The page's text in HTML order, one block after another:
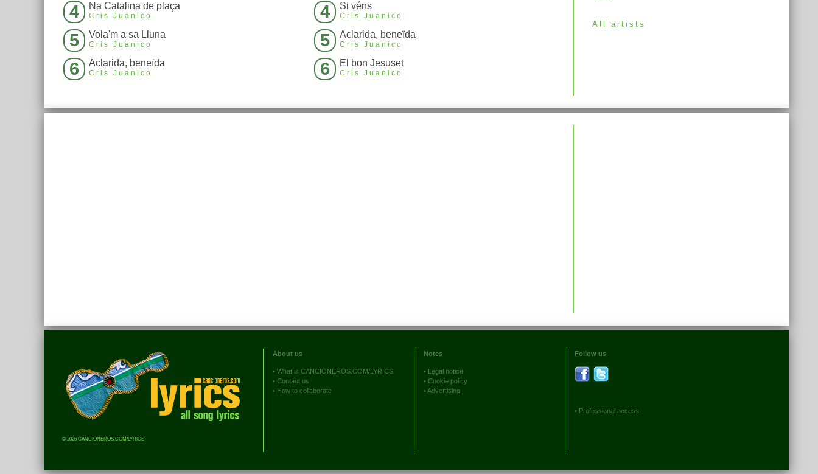
4 Na Catalina de plaça
Cris Juanico
5 Vola'm a sa Lluna
Cris Juanico
6 Aclarida, beneïda
Cris Juanico
4 Si véns
Cris Juanico
5 Aclarida, beneïda
Cris Juanico
6 El bon Jesuset
Cris Juanico
All artists
© 2026 CANCIONEROS.COM/LYRICS
About us
• What is CANCIONEROS.COM/LYRICS
• Contact us
• How to collaborate
Notes
• Legal notice
• Cookie policy
•Advertising
Follow us
• Professional access